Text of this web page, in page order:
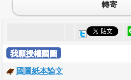
轉寄
我願授權國圖
國圖紙本論文